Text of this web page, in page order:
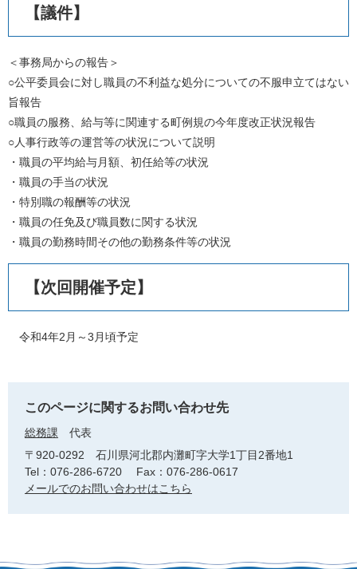
【議件】
＜事務局からの報告＞
○公平委員会に対し職員の不利益な処分についての不服申立てはない
旨報告
○職員の服務、給与等に関連する町例規の今年度改正状況報告
○人事行政等の運営等の状況について説明
・職員の平均給与月額、初任給等の状況
・職員の手当の状況
・特別職の報酬等の状況
・職員の任免及び職員数に関する状況
・職員の勤務時間その他の勤務条件等の状況
【次回開催予定】
令和4年2月～3月頃予定
このページに関するお問い合わせ先
総務課
代表
〒920-0292
石川県河北郡内灘町字大学1丁目2番地1
Tel：076-286-6720
Fax：076-286-0617
メールでのお問い合わせはこちら